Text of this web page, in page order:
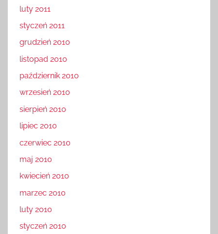
luty 2011
styczeń 2011
grudzień 2010
listopad 2010
październik 2010
wrzesień 2010
sierpień 2010
lipiec 2010
czerwiec 2010
maj 2010
kwiecień 2010
marzec 2010
luty 2010
styczeń 2010